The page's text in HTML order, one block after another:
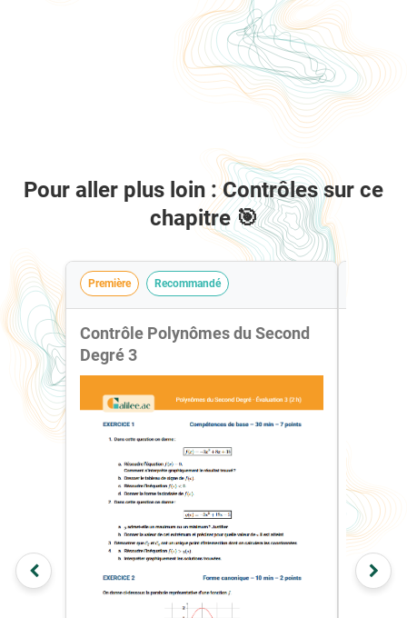
Pour aller plus loin : Contrôles sur ce
chapitre 🎯
Première Recommandé
Contrôle Polynômes du Second
Degré 3